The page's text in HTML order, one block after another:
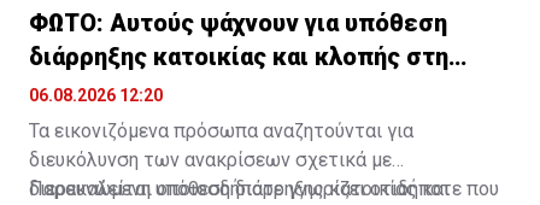
ΦΩΤΟ: Αυτούς ψάχνουν για υπόθεση
διάρρηξης κατοικίας και κλοπής στη
Λεμεσό
06.08.2026 12:20
Τα εικονιζόμενα πρόσωπα αναζητούνται για
διευκόλυνση των ανακρίσεων σχετικά με
διερευνώμενη υπόθεση διάρρηξης κατοικίας και
Παρακαλείται οποιοσδήποτε γνωρίζει οτιδήποτε που